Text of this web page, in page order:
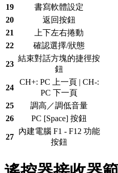
19
書寫軟體設定
20
返回按鈕
21
上下左右捲動
22
確認選擇/狀態
23
結束對話方塊的捷徑按
鈕
24
CH+: PC 上一頁 | CH-:
PC 下一頁
25
調高／調低音量
26
PC [Space] 按鈕
27
內建電腦 F1 - F12 功能
按鈕